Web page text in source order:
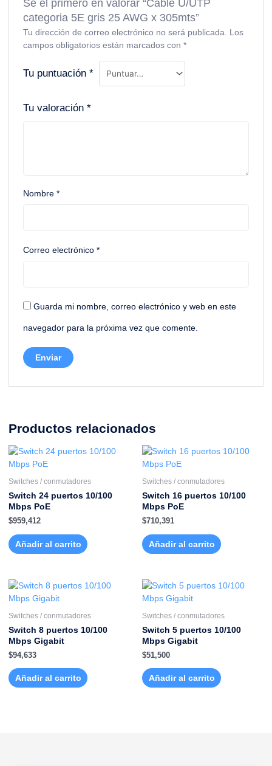
Sé el primero en valorar “Cable U/UTP
categoria 5E gris 25 AWG x 305mts”
Tu dirección de correo electrónico no será publicada. Los
campos obligatorios están marcados con*
Tu puntuación*
Tu valoración*
Nombre*
Correo electrónico*
Guarda mi nombre, correo electrónico y web en este
navegador para la próxima vez que comente.
Productos relacionados
Switches / conmutadores
Switch 24 puertos 10/100
Mbps PoE
$959,412
Añadir al carrito
Switches / conmutadores
Switch 16 puertos 10/100
Mbps PoE
$710,391
Añadir al carrito
Switches / conmutadores
Switch 8 puertos 10/100
Mbps Gigabit
$94,633
Añadir al carrito
Switches / conmutadores
Switch 5 puertos 10/100
Mbps Gigabit
$51,500
Añadir al carrito